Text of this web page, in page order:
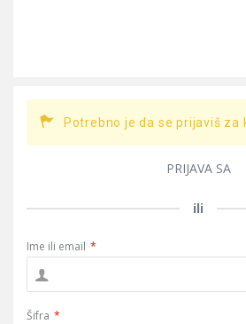
Potrebno je da se prijaviš za
PRIJAVA SA
ili
Ime ili email *
Šifra *